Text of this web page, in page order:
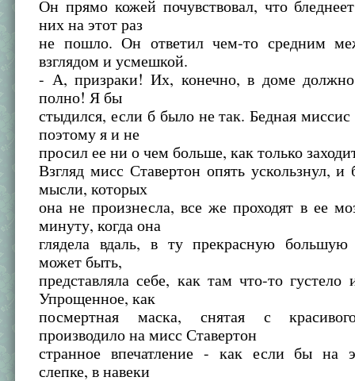
Он прямо кожей почувствовал, что
них на этот раз
не пошло. Он ответил чем-то средним
взглядом и усмешкой.
- А, призраки! Их, конечно, в доме
полно! Я бы
стыдился, если б было не так. Бедная
поэтому я и не
просил ее ни о чем больше, как только
Взгляд мисс Ставертон опять ускользнул,
мысли, которых
она не произнесла, все же проходят в ее
минуту, когда она
глядела вдаль, в ту прекрасную
может быть,
представляла себе, как там что-то густело
Упрощенное, как
посмертная маска, снятая с
производило на мисс Ставертон
странное впечатление - как если бы на
слепке, в навеки